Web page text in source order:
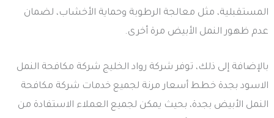
المستقبلية، مثل معالجة الرطوبة وحماية الأخشاب، لضمان
عدم ظهور النمل الأبيض مرة أخرى.
بالإضافة إلى ذلك، توفر شركة رواد الخليج شركة مكافحة النمل
الاسود بجدة خطط أسعار مرنة لجميع خدمات شركة مكافحة
النمل الأبيض بجدة، بحيث يمكن لجميع العملاء الاستفادة من